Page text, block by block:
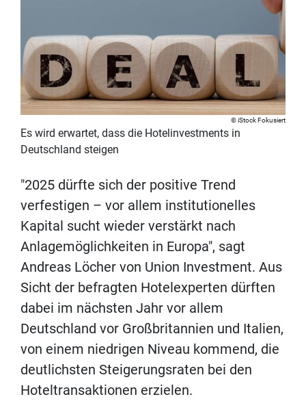
iStock Fokusiert
Es wird erwartet, dass die Hotelinvestments in
Deutschland steigen
"2025 dürfte sich der positive Trend
verfestigen – vor allem institutionelles
Kapital sucht wieder verstärkt nach
Anlagemöglichkeiten in Europa", sagt
Andreas Löcher von Union Investment. Aus
Sicht der befragten Hotelexperten dürften
dabei im nächsten Jahr vor allem
Deutschland vor Großbritannien und Italien,
von einem niedrigen Niveau kommend, die
deutlichsten Steigerungsraten bei den
Hoteltransaktionen erzielen.